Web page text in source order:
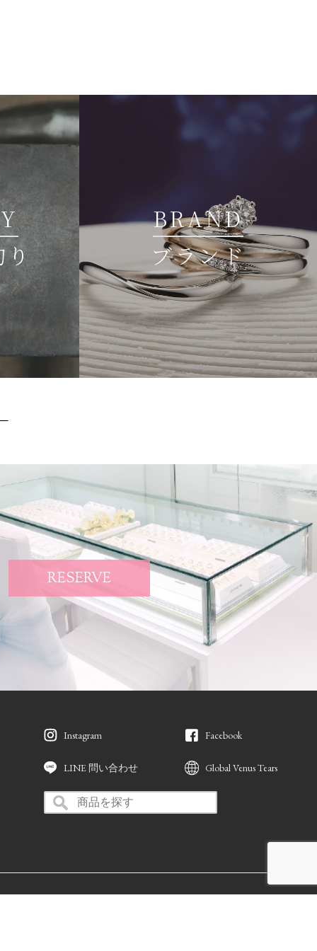
BRAND
ブランド
RESERVE
Instagram
LINE 問い合わせ
Facebook
Global Venus Tears